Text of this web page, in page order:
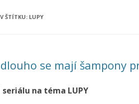
ŠTÍTKU: LUPY
dlouho se mají šampony
seriálu na téma LUPY